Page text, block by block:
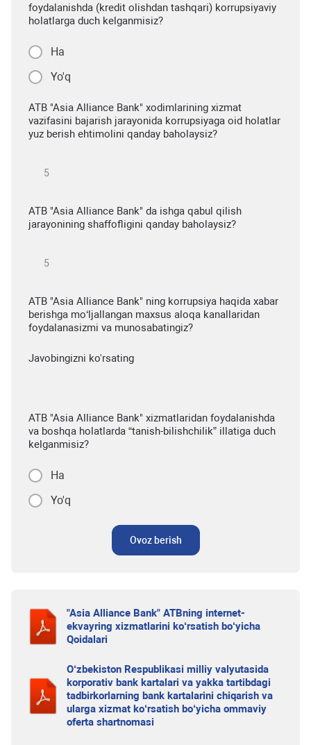
foydalanishda (kredit olishdan tashqari) korrupsiyaviy
holatlarga duch kelganmisiz?
Ha
Yo'q
ATB "Asia Alliance Bank" xodimlarining xizmat
vazifasini bajarish jarayonida korrupsiyaga oid holatlar
yuz berish ehtimolini qanday baholaysiz?
ATB "Asia Alliance Bank" da ishga qabul qilish
jarayonining shaffofligini qanday baholaysiz?
ATB "Asia Alliance Bank" ning korrupsiya haqida xabar
berishga mo‘ljallangan maxsus aloqa kanallaridan
foydalanasizmi va munosabatingiz?
Javobingizni ko'rsating
ATB "Asia Alliance Bank" xizmatlaridan foydalanishda
va boshqa holatlarda “tanish-bilishchilik” illatiga duch
kelganmisiz?
Ha
Yo'q
Ovoz berish
"Asia Alliance Bank" ATBning internet-
ekvayring xizmatlarini ko‘rsatish bo‘yicha
Qoidalari
O‘zbekiston Respublikasi milliy valyutasida
korporativ bank kartalari va yakka tartibdagi
tadbirkorlarning bank kartalarini chiqarish va
ularga xizmat ko‘rsatish bo‘yicha ommaviy
oferta shartnomasi